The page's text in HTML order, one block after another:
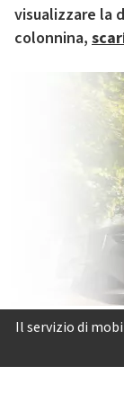
visualizzare la
colonnina,
Il servizio di